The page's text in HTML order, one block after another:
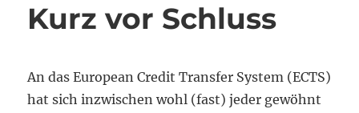
Kurz vor Schluss
An das European Credit Transfer System (ECTS)
hat sich inzwischen wohl (fast) jeder gewöhnt